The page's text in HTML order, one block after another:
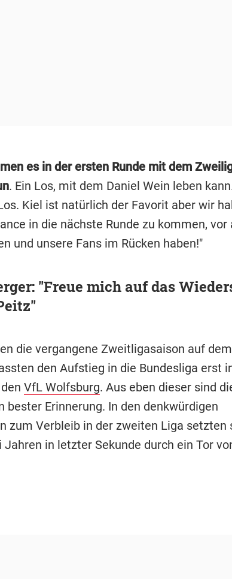
es in der ersten Runde mit dem
. Ein Los, mit dem Daniel Wein leben
Kiel ist natürlich der Favorit aber wir
in die nächste Runde zu kommen, vor
und unsere Fans im Rücken haben!"
"Freue mich auf das
die vergangene Zweitligasaison auf
den Aufstieg in die Bundesliga erst
VfL Wolfsburg. Aus eben dieser sind
bester Erinnerung. In den denkwürdigen
zum Verbleib in der zweiten Liga setzten
Jahren in letzter Sekunde durch ein Tor